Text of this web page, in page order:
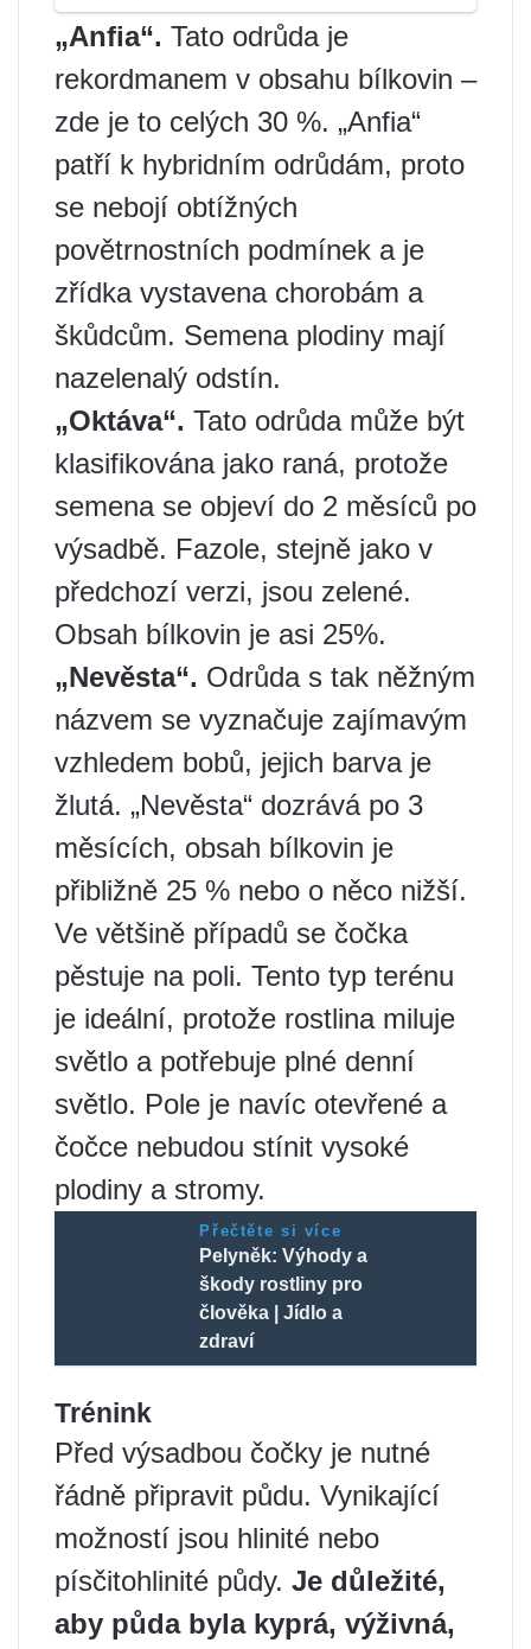
„Anfia“. Tato odrůda je
rekordmanem v obsahu bílkovin –
zde je to celých 30 %. „Anfia“
patří k hybridním odrůdám, proto
se nebojí obtížných
povětrnostních podmínek a je
zřídka vystavena chorobám a
škůdcům. Semena plodiny mají
nazelenalý odstín.
„Oktáva“. Tato odrůda může být
klasifikována jako raná, protože
semena se objeví do 2 měsíců po
výsadbě. Fazole, stejně jako v
předchozí verzi, jsou zelené.
Obsah bílkovin je asi 25%.
„Nevěsta“. Odrůda s tak něžným
názvem se vyznačuje zajímavým
vzhledem bobů, jejich barva je
žlutá. „Nevěsta“ dozrává po 3
měsících, obsah bílkovin je
přibližně 25 % nebo o něco nižší.
Ve většině případů se čočka
pěstuje na poli. Tento typ terénu
je ideální, protože rostlina miluje
světlo a potřebuje plné denní
světlo. Pole je navíc otevřené a
čočce nebudou stínit vysoké
plodiny a stromy.
Přečtěte si více
Pelyněk: Výhody a
škody rostliny pro
člověka | Jídlo a
zdraví
Trénink
Před výsadbou čočky je nutné
řádně připravit půdu. Vynikající
možností jsou hlinité nebo
písčitohlinité půdy. Je důležité,
aby půda byla kyprá, výživná,